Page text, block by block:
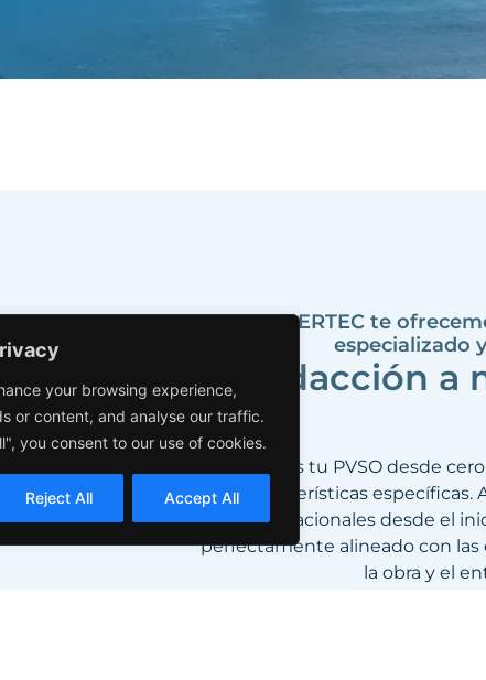
your browsing experience,
or content, and analyse our traffic.
you consent to our use of cookies.
Reject All Accept All
En AERTEC te
especializado
Redacción a
Elaboramos tu PVSO desde
características
operacionales desde el
perfectamente alineado con las
la obra y el